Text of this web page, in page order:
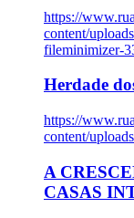
https://
content/
fileminimizer-
Herdade
https://
content/
A
CASAS